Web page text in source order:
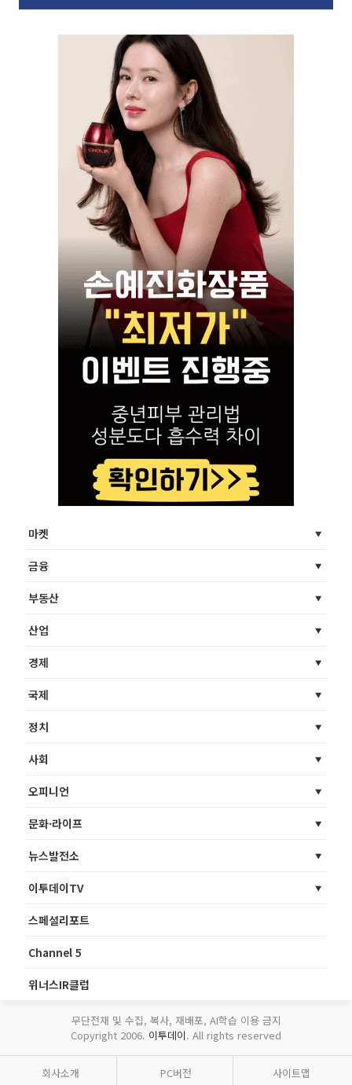
마켓
금융
부동산
산업
경제
국제
정치
사회
오피니언
문화·라이프
뉴스발전소
이투데이TV
스페셜리포트
Channel 5
위너스IR클럽
무단전재 및 수집, 복사, 재배포, AI학습 이용 금지
Copyright 2006. 이투데이. All rights reserved
회사소개 PC버전 사이트맵